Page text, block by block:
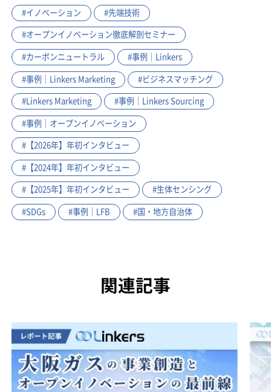
#イノベーション #先端技術
#オープンイノベーション徹底解剖セミナー
#カーボンニュートラル #事例｜Linkers
#事例｜Linkers Marketing #ビジネスマッチング
#Linkers Marketing #事例｜Linkers Sourcing
#事例｜オープンイノベーション
#【2026年】年初インタビュー
#【2024年】年初インタビュー
#【2025年】年初インタビュー #生体センシング
#SDGs #事例｜LFB #国・地方自治体
関連記事